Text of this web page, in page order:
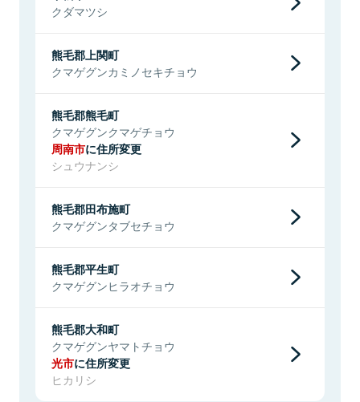
クダマツシ
熊毛郡上関町
クマゲグンカミノセキチョウ
熊毛郡熊毛町
クマゲグンクマゲチョウ
周南市に住所変更
シュウナンシ
熊毛郡田布施町
クマゲグンタブセチョウ
熊毛郡平生町
クマゲグンヒラオチョウ
熊毛郡大和町
クマゲグンヤマトチョウ
光市に住所変更
ヒカリシ